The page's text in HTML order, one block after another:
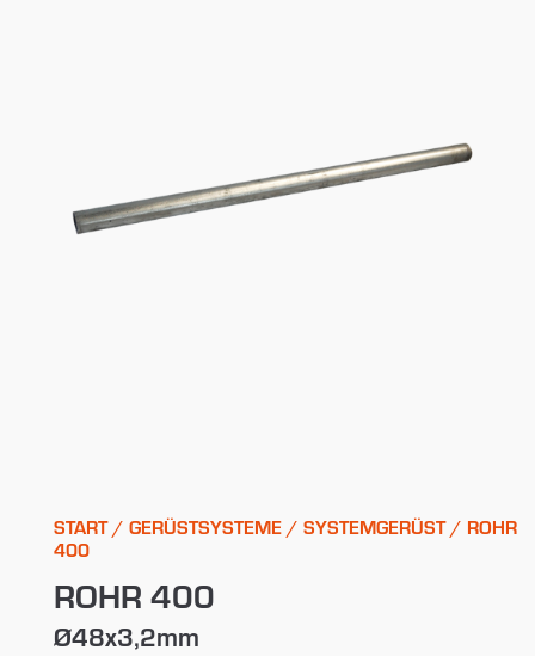
START/ GERÜSTSYSTEME/ SYSTEMGERÜST/ ROHR
400
ROHR 400
Ø48x3,2mm